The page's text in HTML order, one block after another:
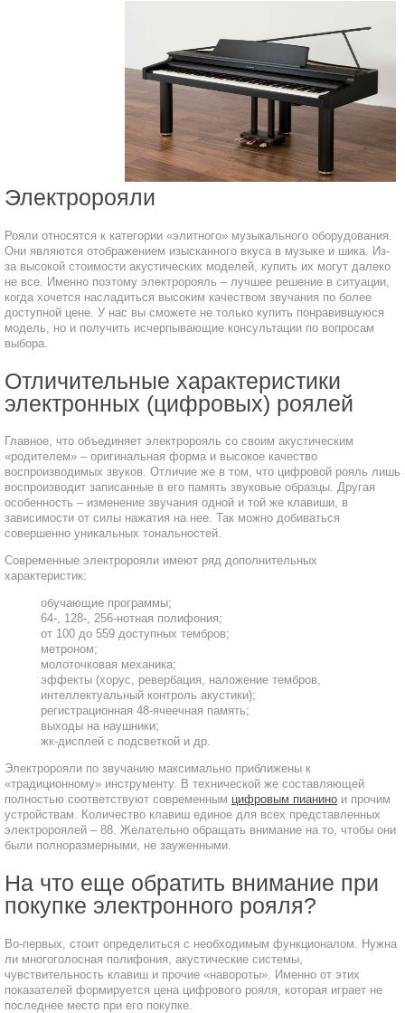
Электророяли
Рояли относятся к категории «элитного» музыкального оборудования.
Они являются отображением изысканного вкуса в музыке и шика. Из-
за высокой стоимости акустических моделей, купить их могут далеко
не все. Именно поэтому электророяль – лучшее решение в ситуации,
когда хочется насладиться высоким качеством звучания по более
доступной цене. У нас вы сможете не только купить понравившуюся
модель, но и получить исчерпывающие консультации по вопросам
выбора.
Отличительные характеристики
электронных (цифровых) роялей
Главное, что объединяет электророяль со своим акустическим
«родителем» – оригинальная форма и высокое качество
воспроизводимых звуков. Отличие же в том, что цифровой рояль лишь
воспроизводит записанные в его память звуковые образцы. Другая
особенность – изменение звучания одной и той же клавиши, в
зависимости от силы нажатия на нее. Так можно добиваться
совершенно уникальных тональностей.
Современные электророяли имеют ряд дополнительных
характеристик:
обучающие программы;
64-, 128-, 256-нотная полифония;
от 100 до 559 доступных тембров;
метроном;
молоточковая механика;
эффекты (хорус, ревербация, наложение тембров,
интеллектуальный контроль акустики);
регистрационная 48-ячеечная память;
выходы на наушники;
жк-дисплей с подсветкой и др.
Электророяли по звучанию максимально приближены к
«традиционному» инструменту. В технической же составляющей
полностью соответствуют современным цифровым пианино и прочим
устройствам. Количество клавиш единое для всех представленных
электророялей – 88. Желательно обращать внимание на то, чтобы они
были полноразмерными, не зауженными.
На что еще обратить внимание при
покупке электронного рояля?
Во-первых, стоит определиться с необходимым функционалом. Нужна
ли многоголосная полифония, акустические системы,
чувствительность клавиш и прочие «навороты». Именно от этих
показателей формируется цена цифрового рояля, которая играет не
последнее место при его покупке.